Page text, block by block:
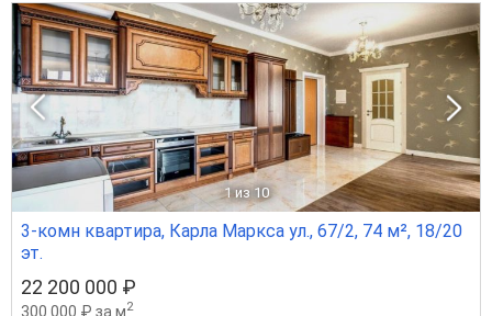
1 из 10
3-комн квартира, Карла Маркса ул., 67/2, 74 м², 18/20
эт.
22 200 000 ₽
300 000 ₽ за м2